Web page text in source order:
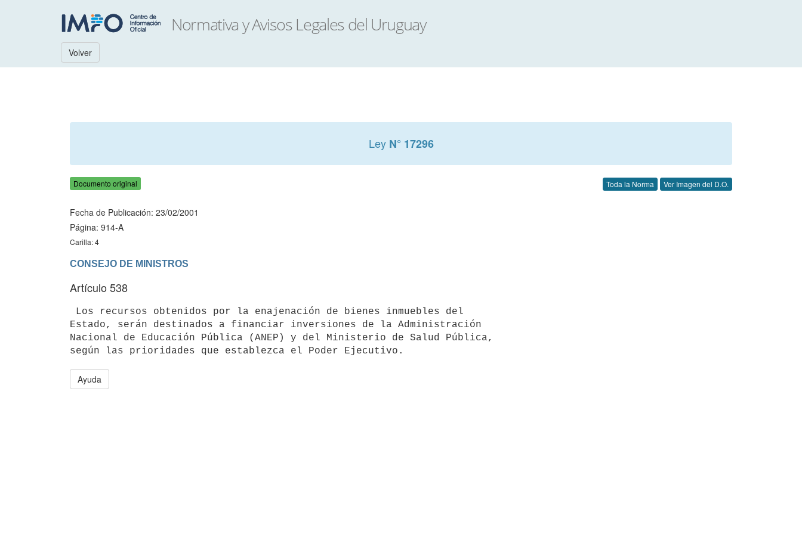
Volver
Ley N° 17296
Documento original Toda la Norma Ver Imagen del D.O.
Fecha de Publicación: 23/02/2001
Página: 914-A
Carilla: 4
CONSEJO DE MINISTROS
Artículo 538
Estado, serán destinados a financiar inversiones de la Administración
Nacional de Educación Pública (ANEP) y del Ministerio de Salud Pública,
Ayuda